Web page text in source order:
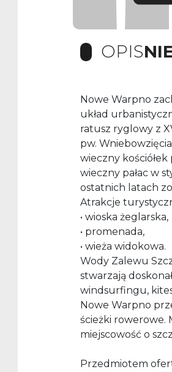
OPIS
Nowe Warpno
układ
ratusz ryglowy z
pw.
wieczny kościółek
wieczny pałac w
ostatnich latach
Atrakcje
• wioska żeglarska,
• promenada,
• wieża widokowa.
Wody Zalewu
stwarzają
windsurfingu,
Nowe Warpno
ścieżki rowerowe.
miejscowość o
Przedmiotem